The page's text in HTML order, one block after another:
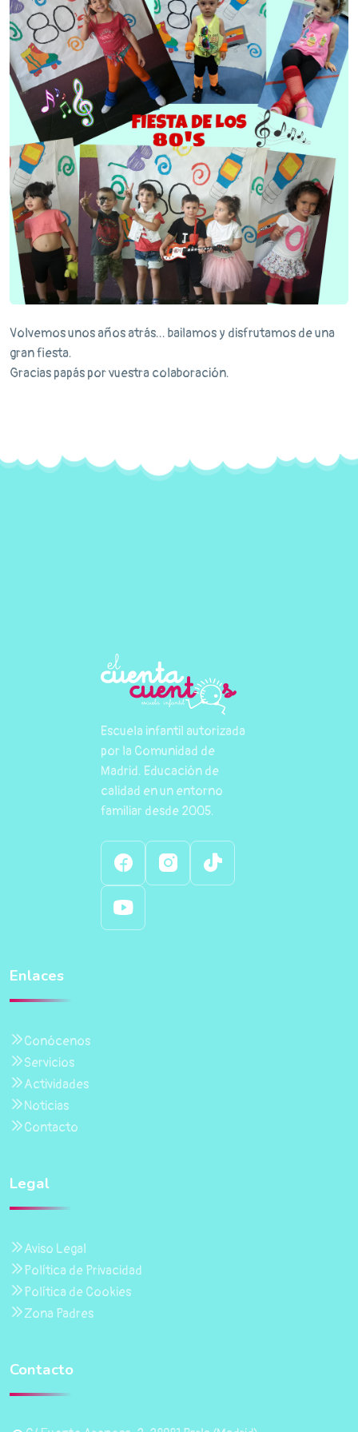
Volvemos unos años atrás... bailamos y disfrutamos de una
gran fiesta.
Gracias papás por vuestra colaboración.
Escuela infantil autorizada
por la Comunidad de
Madrid. Educación de
calidad en un entorno
familiar desde 2005.
Enlaces
Conócenos
Servicios
Actividades
Noticias
Contacto
Legal
Aviso Legal
Política de Privacidad
Política de Cookies
Zona Padres
Contacto